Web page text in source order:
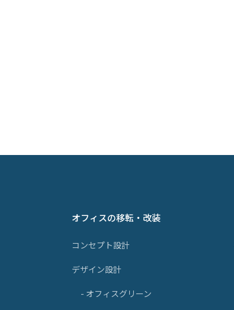
オフィスの移転・改装
コンセプト設計
デザイン設計
- オフィスグリーン